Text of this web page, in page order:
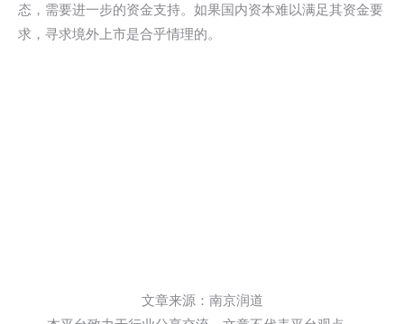
态，需要进一步的资金支持。如果国内资本难以满足其资金要
求，寻求境外上市是合乎情理的。
文章来源：南京润道